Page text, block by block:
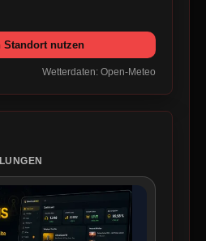
Standort nutzen
Wetterdaten: Open-Meteo